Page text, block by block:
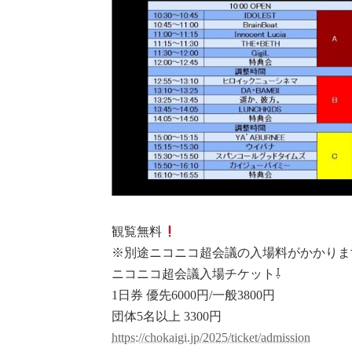
観覧無料
※別途ニコニコ超会議の入場料がかかり
ニコニコ超会議入場チケット⇩
1日券 優先6000円/一般3800円
団体5名以上 3300円
https://chokaigi.jp/2025/ticket/admission